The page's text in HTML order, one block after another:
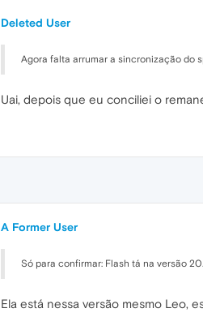
Deleted User
Agora falta arrumar a sincronização do
Uai, depois que eu conciliei o
A Former User
Só para confirmar: Flash tá na versão
Ela está nessa versão mesmo Leo,